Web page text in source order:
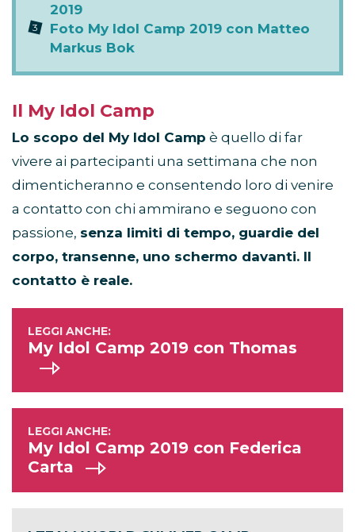
2019
Foto My Idol Camp 2019 con Matteo
Markus Bok
Il My Idol Camp
Lo scopo del My Idol Camp è quello di far
vivere ai partecipanti una settimana che non
dimenticheranno e consentendo loro di venire
a contatto con chi ammirano e seguono con
passione, senza limiti di tempo, guardie del
corpo, transenne, uno schermo davanti. Il
contatto è reale.
My Idol Camp 2019 con Thomas
My Idol Camp 2019 con Federica
Carta